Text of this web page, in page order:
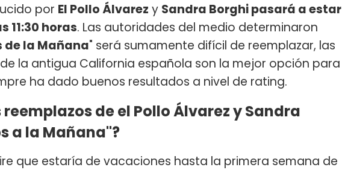
por El Pollo Álvarez y Sandra Borghi pasará a estar
11:30 horas. Las autoridades del medio determinaron
de la Mañana" será sumamente difícil de reemplazar, las
la antigua California española son la mejor opción para
ha dado buenos resultados a nivel de rating.
reemplazos de el Pollo Álvarez y Sandra
a la Mañana"?
que estaría de vacaciones hasta la primera semana de